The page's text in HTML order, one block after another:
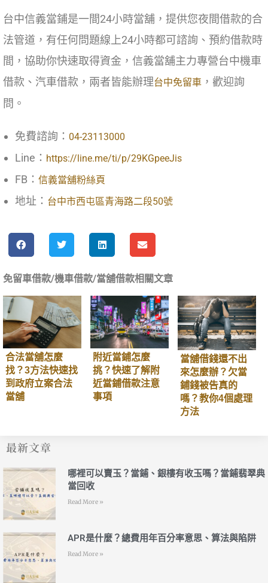
台中信義當鋪是一間24小時當舖，提供您夜間借款的合
法管道，有任何問題線上24小時都可諮詢、預約借款時
間，協助你快速取得資金，信義當舖主力專營台中機車
借款、汽車借款，兩者皆能辦理台中免留車 ，歡迎詢
問。
免費諮詢： 04-23113000
Line： https://line.me/ti/p/29KGpeeJis
FB： 信義當舖粉絲頁
地址： 台中市西屯區青海路二段50號
免留車借款/機車借款/當舖借款相關文章
合法當舖怎麼
找？3方法快速找
到政府立案合法
當舖
附近當鋪怎麼
挑？快速了解附
近當鋪借款注意
事項
當舖借錢還不出
來怎麼辦？欠當
鋪錢被告真的
嗎？教你4個處理
方法
最新文章
哪裡可以賣玉？當鋪、銀樓有收玉嗎？當鋪翡翠典
當回收
Read More »
APR是什麼？總費用年百分率意思、算法與陷阱
Read More »